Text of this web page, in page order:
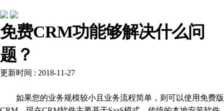
免费CRM功能够解决什么问
题？
更新时间 : 2018-11-27
如果您的业务规模较小且业务流程简单，则可以使用免费版